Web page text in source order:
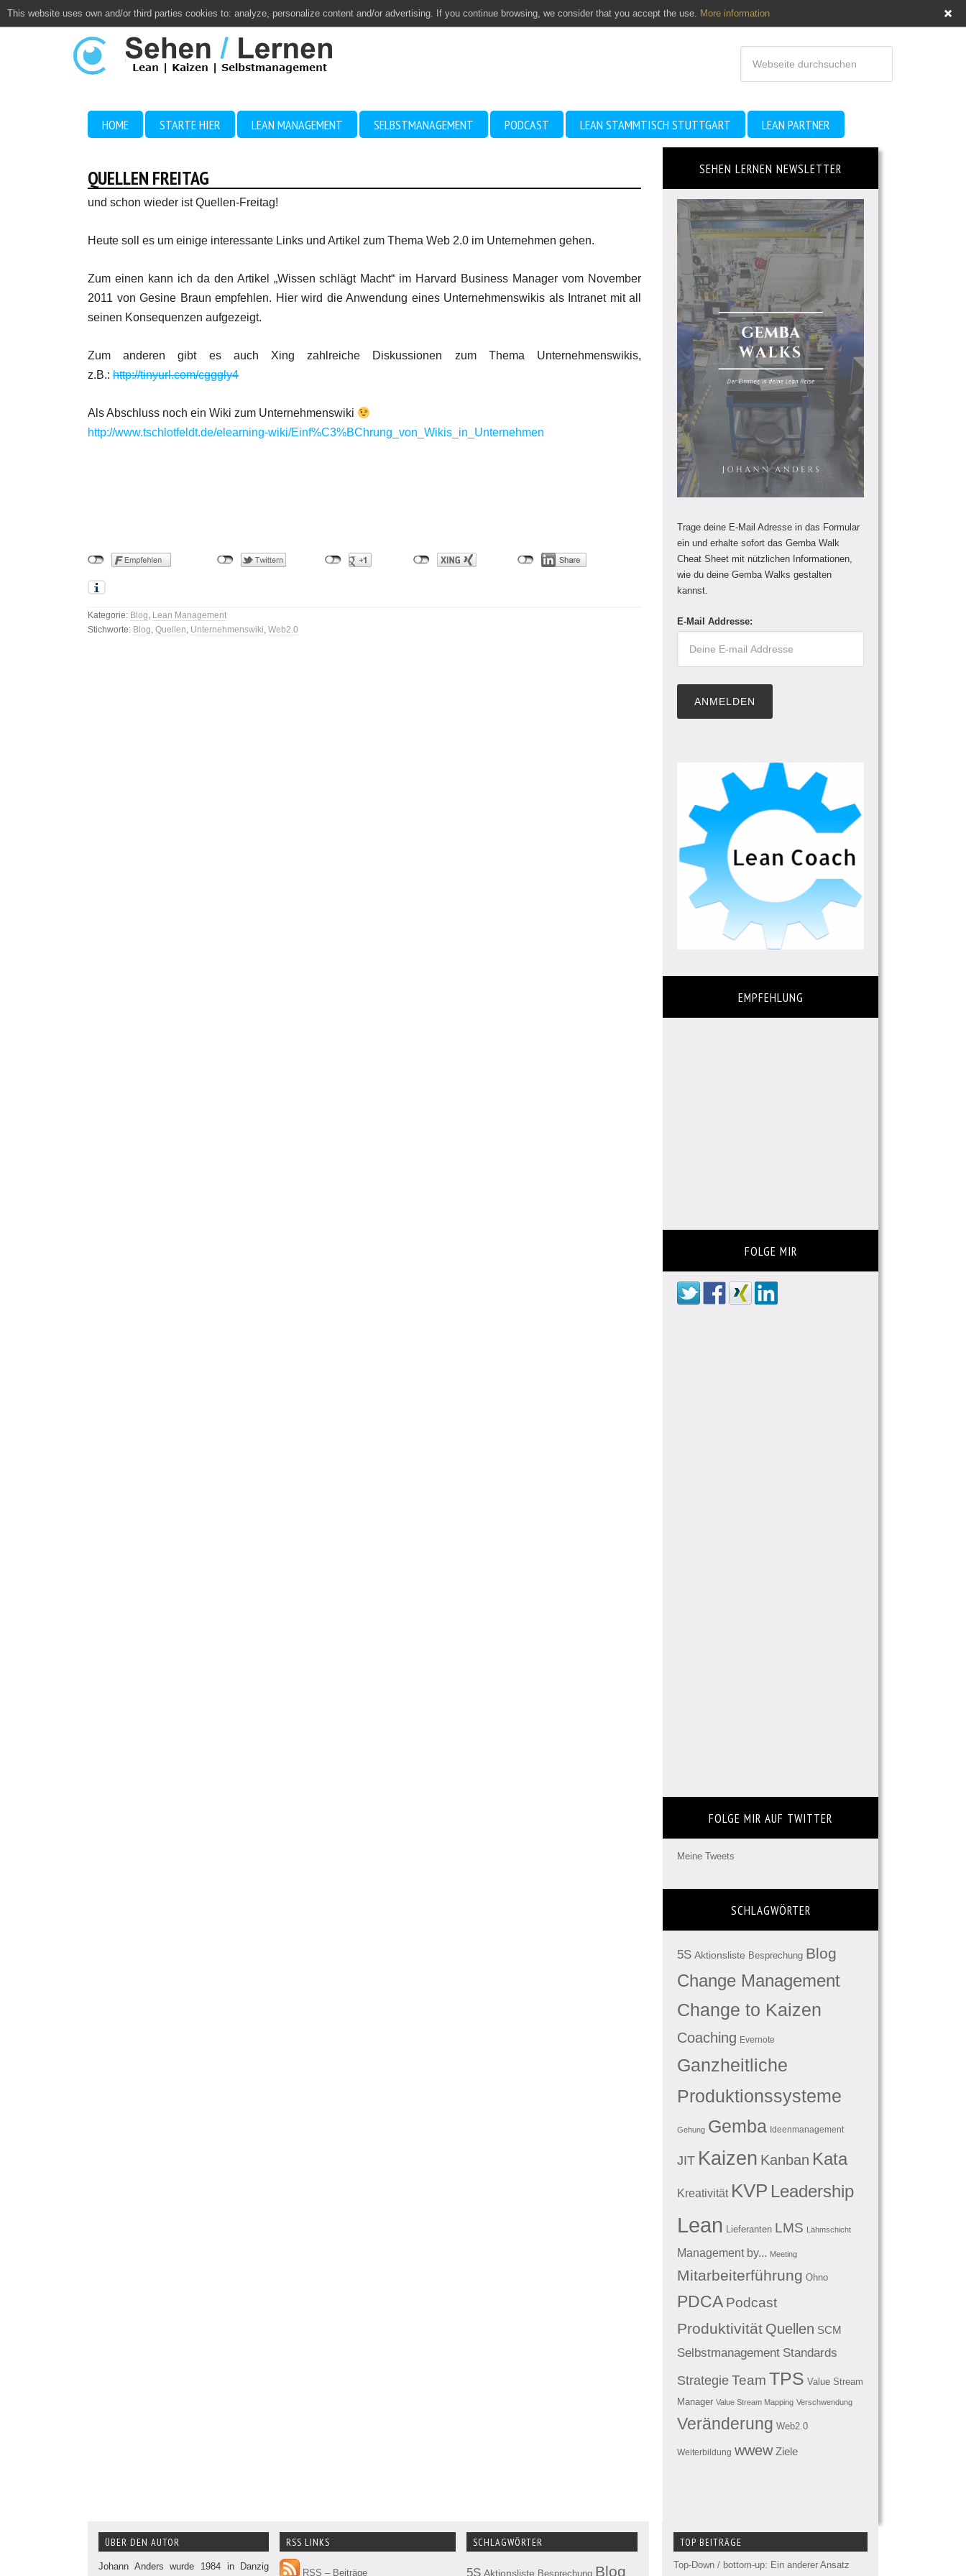
This website uses own and/or third parties cookies to: analyze, personalize content and/or advertising. If you continue browsing, we consider that you accept the use. More information
Close
HOME STARTE HIER LEAN MANAGEMENT SELBSTMANAGEMENT PODCAST LEAN STAMMTISCH STUTTGART LEAN PARTNER
QUELLEN FREITAG
und schon wieder ist Quellen-Freitag!
Heute soll es um einige interessante Links und Artikel zum Thema Web 2.0 im Unternehmen gehen.
Zum einen kann ich da den Artikel „Wissen schlägt Macht“ im Harvard Business Manager vom November
2011 von Gesine Braun empfehlen. Hier wird die Anwendung eines Unternehmenswikis als Intranet mit all
seinen Konsequenzen aufgezeigt.
Zum anderen gibt es auch Xing zahlreiche Diskussionen zum Thema Unternehmenswikis,
z.B.: http://tinyurl.com/cgggly4
Als Abschluss noch ein Wiki zum Unternehmenswiki
http://www.tschlotfeldt.de/elearning-wiki/Einf%C3%BChrung_von_Wikis_in_Unternehmen
Kategorie: Blog, Lean Management
Stichworte: Blog, Quellen, Unternehmenswiki, Web2.0
SEHEN LERNEN NEWSLETTER
Trage deine E-Mail Adresse in das Formular
ein und erhalte sofort das Gemba Walk
Cheat Sheet mit nützlichen Informationen,
wie du deine Gemba Walks gestalten
kannst.
E-Mail Addresse:
EMPFEHLUNG
FOLGE MIR
FOLGE MIR AUF TWITTER
Meine Tweets
SCHLAGWÖRTER
5S Aktionsliste Besprechung Blog
Change Management
Change to Kaizen
Coaching Evernote
Ganzheitliche
Produktionssysteme
Gehung Gemba Ideenmanagement
JIT Kaizen Kanban Kata
Kreativität KVP Leadership
Lean Lieferanten LMS Lähmschicht
Management by... Meeting
Mitarbeiterführung Ohno
PDCA Podcast
Produktivität Quellen SCM
Selbstmanagement Standards
Strategie Team TPS Value Stream
Manager Value Stream Mapping Verschwendung
Veränderung Web2.0
Weiterbildung wwew Ziele
ÜBER DEN AUTOR
Johann Anders wurde 1984 in Danzig
RSS LINKS
RSS – Beiträge
SCHLAGWÖRTER
5S Aktionsliste Besprechung Blog
TOP BEITRÄGE
Top-Down / bottom-up: Ein anderer Ansatz